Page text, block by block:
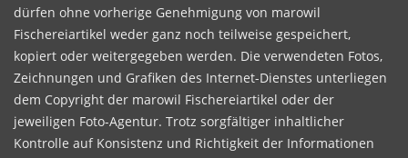
dürfen ohne vorherige Genehmigung von marowil
Fischereiartikel weder ganz noch teilweise gespeichert,
kopiert oder weitergegeben werden. Die verwendeten Fotos,
Zeichnungen und Grafiken des Internet-Dienstes unterliegen
dem Copyright der marowil Fischereiartikel oder der
jeweiligen Foto-Agentur. Trotz sorgfältiger inhaltlicher
Kontrolle auf Konsistenz und Richtigkeit der Informationen